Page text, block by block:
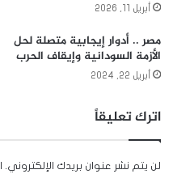
أبريل 11, 2026
مصر .. أدوار إيجابية متصلة لحل
الأزمة السودانية وإيقاف الحرب
أبريل 22, 2024
اترك تعليقاً
لن يتم نشر عنوان بريدك الإلكتروني.